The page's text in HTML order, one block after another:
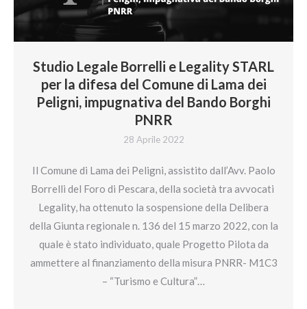
Studio Legale Borrelli e Legality STARL
per la difesa del Comune di Lama dei
Peligni, impugnativa del Bando Borghi
PNRR
28 Aprile 2022
Il Comune di Lama dei Peligni, assistito dall’Avv. Paolo
Borrelli del Foro di Pescara, della società tra avvocati
Legality, ha ottenuto la sospensione della Delibera
della Giunta regionale n. 136 del 15 marzo 2022, con la
quale è stato individuato, quale Progetto Pilota da
ammettere al finanziamento della misura PNRR- M1C3
– “Turismo e Cultura”…